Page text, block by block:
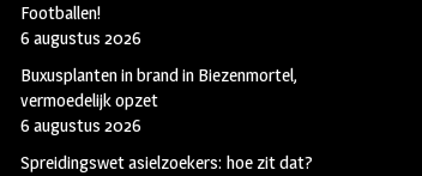
Footballen!
6 augustus 2026
Buxusplanten in brand in Biezenmortel,
vermoedelijk opzet
6 augustus 2026
Spreidingswet asielzoekers: hoe zit dat?